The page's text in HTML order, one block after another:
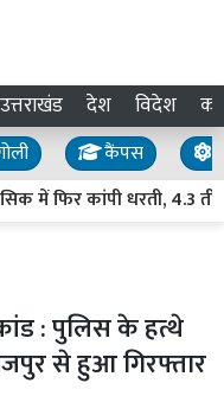
उत्तराखंड देश विदेश
कैंपस
में फिर कांपी धरती, 4.3
: पुलिस के हत्थे
से हुआ गिरफ्तार